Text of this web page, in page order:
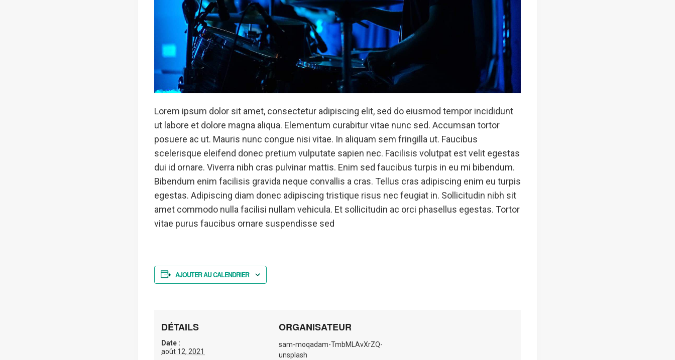
Lorem ipsum dolor sit amet, consectetur adipiscing elit, sed do eiusmod tempor incididunt
ut labore et dolore magna aliqua. Elementum curabitur vitae nunc sed. Accumsan tortor
posuere ac ut. Mauris nunc congue nisi vitae. In aliquam sem fringilla ut. Faucibus
scelerisque eleifend donec pretium vulputate sapien nec. Facilisis volutpat est velit egestas
dui id ornare. Viverra nibh cras pulvinar mattis. Enim sed faucibus turpis in eu mi bibendum.
Bibendum enim facilisis gravida neque convallis a cras. Tellus cras adipiscing enim eu turpis
egestas. Adipiscing diam donec adipiscing tristique risus nec feugiat in. Sollicitudin nibh sit
amet commodo nulla facilisi nullam vehicula. Et sollicitudin ac orci phasellus egestas. Tortor
vitae purus faucibus ornare suspendisse sed
AJOUTER AU CALENDRIER
DÉTAILS
Date :
août 12, 2021
ORGANISATEUR
sam-moqadam-TmbMLAvXrZQ-
unsplash